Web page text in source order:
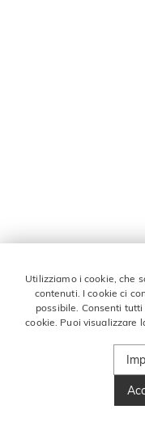
Utilizziamo i cookie, che
contenuti. I cookie ci
possibile. Consenti
cookie. Puoi visualizzare